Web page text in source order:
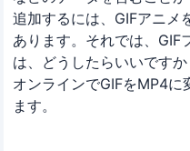
追加するには、GIFアニメ
あります。それでは、GIF
は、どうしたらいいです
オンラインでGIFをMP4に
ます。